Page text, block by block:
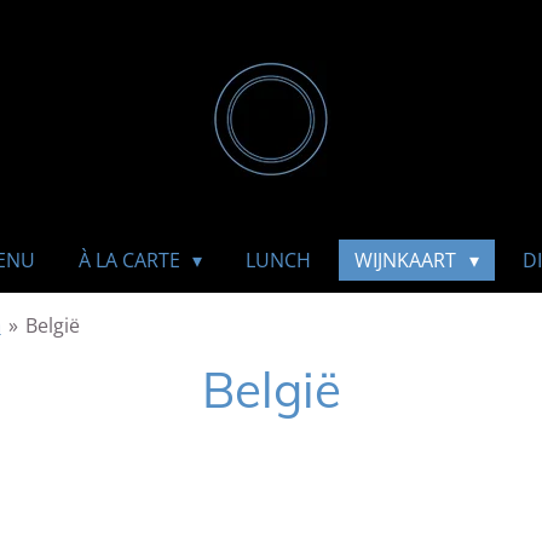
À LA CARTE LUNCH WIJNKAART
» België
België